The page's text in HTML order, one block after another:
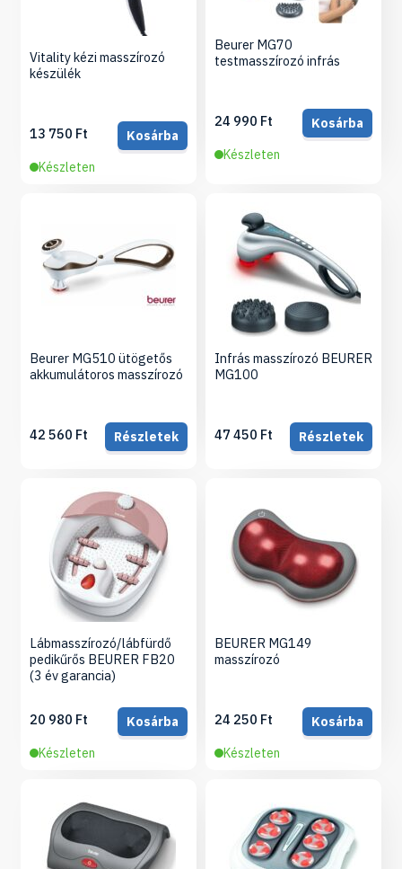
Vitality kézi masszírozó
készülék
13 750 Ft
Kosárba
Készleten
Beurer MG70
testmasszírozó infrás
24 990 Ft
Kosárba
Készleten
Beurer MG510 ütögetős
akkumulátoros masszírozó
42 560 Ft Részletek
Infrás masszírozó BEURER
MG100
47 450 Ft Részletek
Lábmasszírozó/lábfürdő
pedikűrős BEURER FB20
(3 év garancia)
20 980 Ft
Kosárba
Készleten
BEURER MG149
masszírozó
24 250 Ft
Kosárba
Készleten